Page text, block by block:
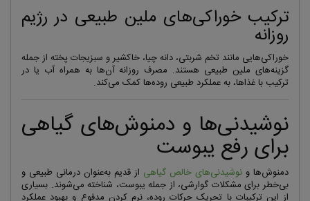
ترکیب خوراکی‌های ملین طبیعی در رژیم
روزانه
خوراکی‌هایی مانند تخم شربتی، دانه چیا، خاکشیر و سبزیجات پخته از جمله
گزینه‌های ملین طبیعی هستند. مصرف روزانه آن‌ها به همراه آب یا در
ترکیب با غذاها، به عملکرد طبیعی روده‌ها کمک می‌کند.
نوشیدنی‌ها و دمنوش‌های گیاهی
برای رفع یبوست
دمنوش‌ها و نوشیدنی‌های خالص گیاهی از قدیم به‌عنوان درمانی طبیعی و
بی‌خطر برای مشکلات گوارشی، از جمله یبوست، شناخته می‌شوند. بسیاری
از این ترکیبات با تحریک حرکات روده، نرم کردن مدفوع و بهبود عملکرد